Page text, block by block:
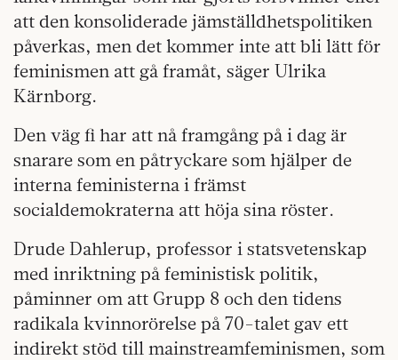
att den konsoliderade jämställdhetspolitiken
påverkas, men det kommer inte att bli lätt för
feminismen att gå framåt, säger Ulrika
Kärnborg.
Den väg fi har att nå framgång på i dag är
snarare som en påtryckare som hjälper de
interna feministerna i främst
socialdemokraterna att höja sina röster.
Drude Dahlerup, professor i statsvetenskap
med inriktning på feministisk politik,
påminner om att Grupp 8 och den tidens
radikala kvinnorörelse på 70-talet gav ett
indirekt stöd till mainstreamfeminismen, som